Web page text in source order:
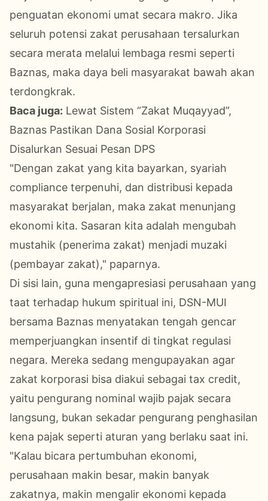
penguatan ekonomi umat secara makro. Jika
seluruh potensi zakat perusahaan tersalurkan
secara merata melalui lembaga resmi seperti
Baznas, maka daya beli masyarakat bawah akan
terdongkrak.
Baca juga: Lewat Sistem “Zakat Muqayyad”,
Baznas Pastikan Dana Sosial Korporasi
Disalurkan Sesuai Pesan DPS
​"Dengan zakat yang kita bayarkan, syariah
compliance terpenuhi, dan distribusi kepada
masyarakat berjalan, maka zakat menunjang
ekonomi kita. Sasaran kita adalah mengubah
mustahik (penerima zakat) menjadi muzaki
(pembayar zakat)," paparnya.
Di sisi lain, guna mengapresiasi perusahaan yang
taat terhadap hukum spiritual ini, DSN-MUI
bersama Baznas menyatakan tengah gencar
memperjuangkan insentif di tingkat regulasi
negara. Mereka sedang mengupayakan agar
zakat korporasi bisa diakui sebagai tax credit,
yaitu pengurang nominal wajib pajak secara
langsung, bukan sekadar pengurang penghasilan
kena pajak seperti aturan yang berlaku saat ini.
​"Kalau bicara pertumbuhan ekonomi,
perusahaan makin besar, makin banyak
zakatnya, makin mengalir ekonomi kepada